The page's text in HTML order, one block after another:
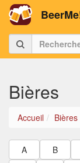
Bières
Accueil Bières
A B